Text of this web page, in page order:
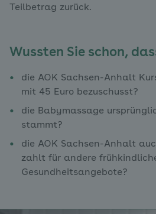
Teilbetrag zurück.
Wussten Sie schon,
die AOK Sachsen-Anhalt
mit 45 Euro bezuschusst?
die Babymassage
stammt?
die AOK Sachsen-Anhalt
zahlt für andere
Gesundheitsangebote?